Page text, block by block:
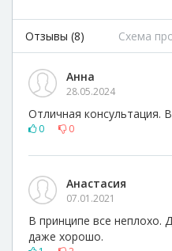
Отзывы (8) Схема
Анна
28.05.2024
Отличная консультация.
0 0
Анастасия
07.01.2021
В принципе все неплохо.
даже хорошо.